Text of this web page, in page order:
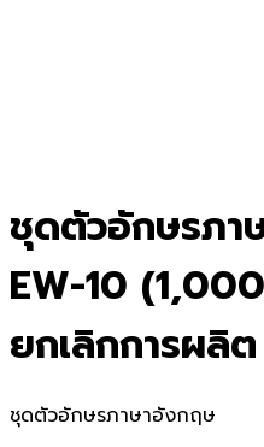
ชุดตัวอักษรภา
EW-10
ยกเลิกการผลิต
ชุดตัวอักษรภาษาอังกฤษ